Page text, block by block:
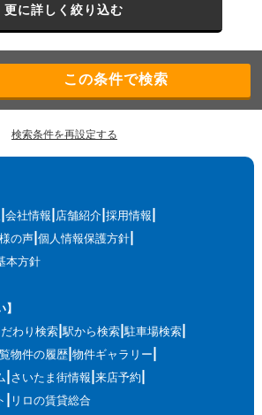
更に詳しく絞り込む
検索条件を再設定する
会社情報 店舗紹介 採用情報
の声 個人情報保護方針
本方針
だわり検索 駅から検索 駐車場検索
物件の履歴 物件ギャラリー
さいたま街情報 来店予約
リロの賃貸総合